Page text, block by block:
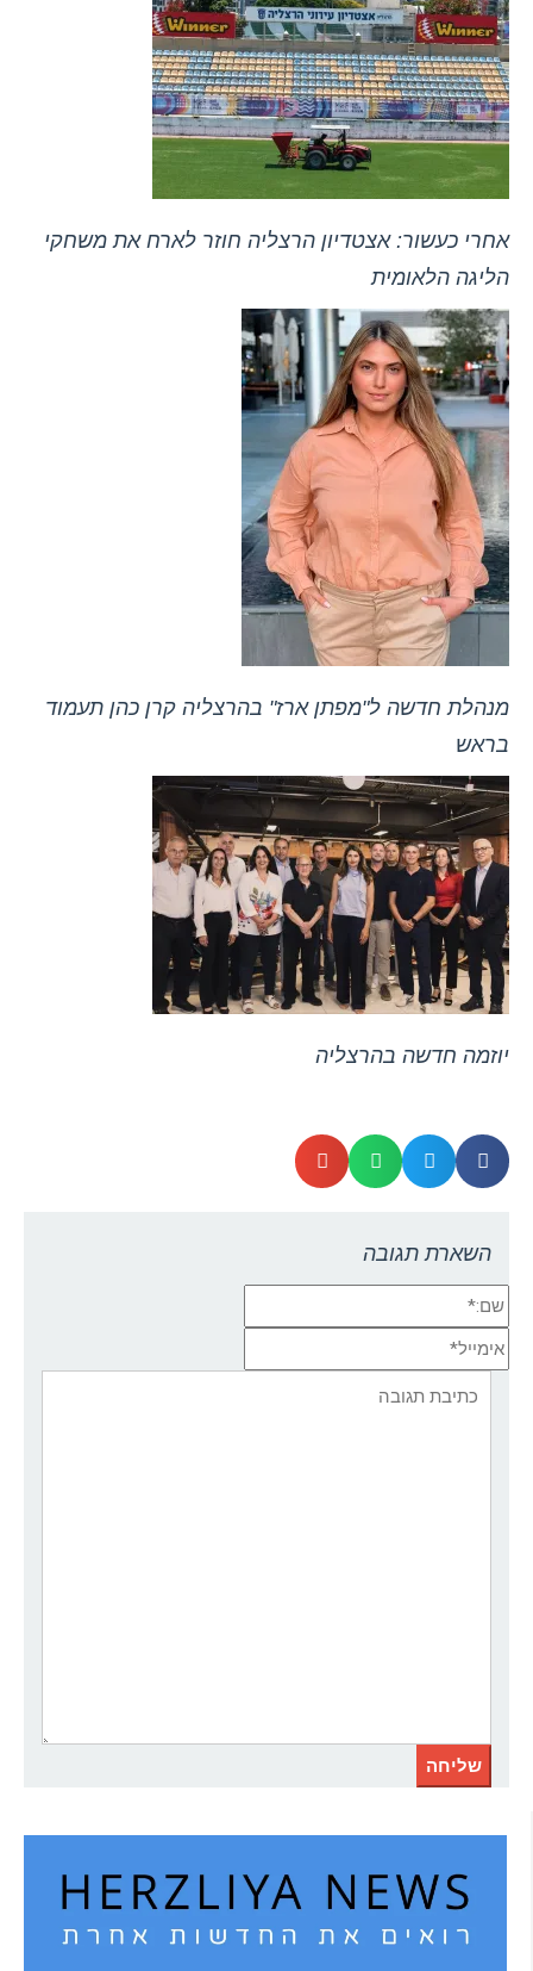
אחרי כעשור: אצטדיון הרצליה חוזר לארח את משחקי
הליגה הלאומית
מנהלת חדשה ל"מפתן ארז" בהרצליה קרן כהן תעמוד
בראש
יוזמה חדשה בהרצליה
השארת תגובה
שם:*
אימייל*
אתר:תגובה